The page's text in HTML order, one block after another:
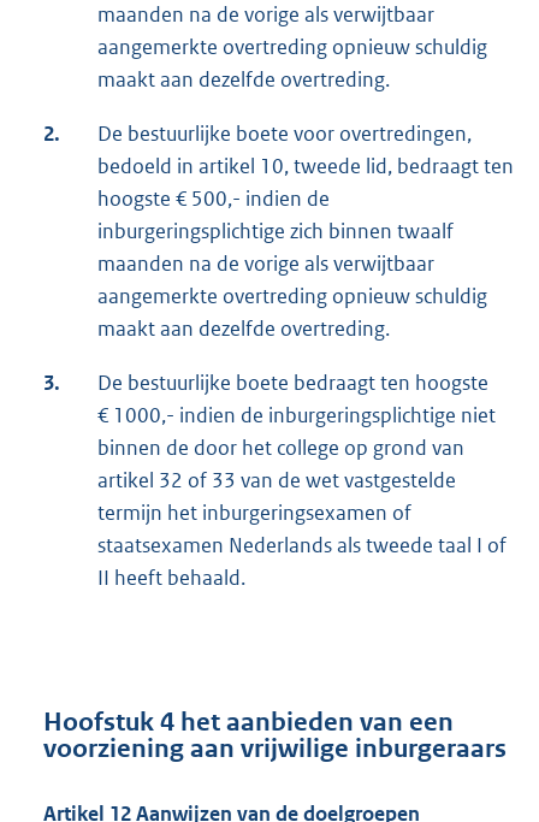
maanden na de vorige als verwijtbaar
aangemerkte overtreding opnieuw schuldig
maakt aan dezelfde overtreding.
2.
De bestuurlijke boete voor overtredingen,
bedoeld in artikel 10, tweede lid, bedraagt ten
hoogste € 500,- indien de
inburgeringsplichtige zich binnen twaalf
maanden na de vorige als verwijtbaar
aangemerkte overtreding opnieuw schuldig
maakt aan dezelfde overtreding.
3.
De bestuurlijke boete bedraagt ten hoogste
€ 1000,- indien de inburgeringsplichtige niet
binnen de door het college op grond van
artikel 32 of 33 van de wet vastgestelde
termijn het inburgeringsexamen of
staatsexamen Nederlands als tweede taal I of
II heeft behaald.
Hoofstuk 4 het aanbieden van een
voorziening aan vrijwilige inburgeraars
Artikel 12 Aanwijzen van de doelgroepen